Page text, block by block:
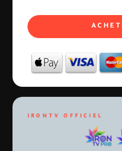
IRONTV OFFICIEL